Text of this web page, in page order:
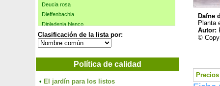
Deucia rosa
Dieffenbachia
Dipladenia blanco
Dipladenia Rojo
Dipladenia rosa
Distylium 'Blue Cascade'
Dodonea púrpura
Dracaena fragrans, massangeana
Clasificación de la lista por:
Política de calidad
• El jardín para los listos
Dafne
Planta
Autor:
©